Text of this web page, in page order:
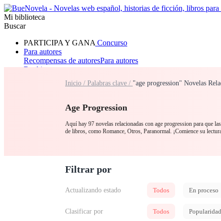
Mi biblioteca
Buscar
PARTICIPA Y GANA Concurso
Para autores
Recompensas de autoresPara autores
Ranking
RomanceHombre loboMafia
Inicio / Palabras clave / "age progression" Novelas
Age Progression
Aquí hay 97 novelas relacionadas con age progression para que
de libros, como Romance, Otros, Paranormal. ¡Comience su
Filtrar por
Actualizando estado Todos En proceso
Clasificar por Todos Popularidad